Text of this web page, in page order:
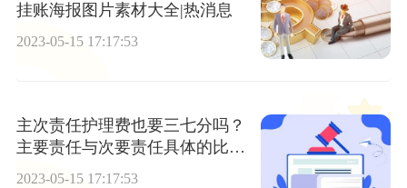
挂账海报图片素材大全|热消息
2023-05-15 17:17:53
主次责任护理费也要三七分吗？
主要责任与次要责任具体的比例
如何划分？
2023-05-15 17:17:53